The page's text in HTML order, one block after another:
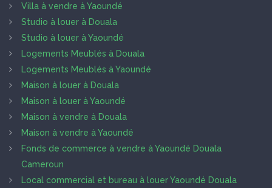
Villa à vendre à Yaoundé
Studio à louer à Douala
Studio à louer à Yaoundé
Logements Meublés à Douala
Logements Meublés à Yaoundé
Maison à louer à Douala
Maison à louer à Yaoundé
Maison à vendre à Douala
Maison à vendre à Yaoundé
Fonds de commerce à vendre à Yaoundé Douala
Cameroun
Local commercial et bureau à louer Yaoundé Douala